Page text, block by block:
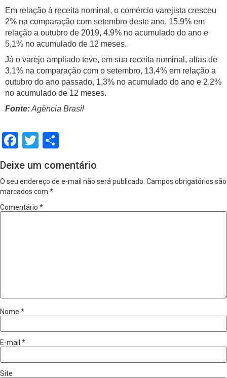
Em relação à receita nominal, o comércio varejista cresceu
2% na comparação com setembro deste ano, 15,9% em
relação a outubro de 2019, 4,9% no acumulado do ano e
5,1% no acumulado de 12 meses.
Já o varejo ampliado teve, em sua receita nominal, altas de
3,1% na comparação com o setembro, 13,4% em relação a
outubro do ano passado, 1,3% no acumulado do ano e 2,2%
no acumulado de 12 meses.
Fonte:Agência Brasil
Facebook
Twitter
Deixe um comentário
O seu endereço de e-mail não será publicado. Campos obrigatórios são
marcados com *
Comentário *
Nome *
E-mail *
Site